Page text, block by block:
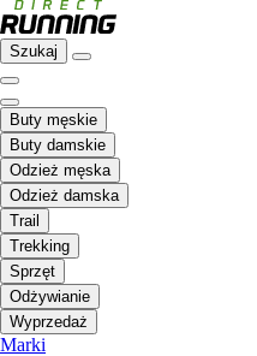
Szukaj
Buty męskie
Buty damskie
Odzież męska
Odzież damska
Trail
Trekking
Sprzęt
Odżywianie
Wyprzedaż
Marki